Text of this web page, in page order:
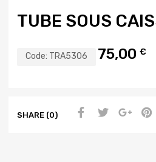
TUBE SOUS
Code: TRA5306 75,00 €
SHARE (0)